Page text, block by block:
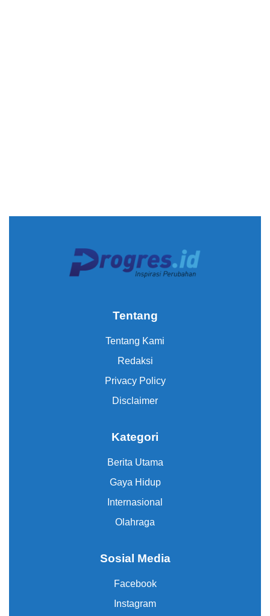
Tentang
Tentang Kami
Redaksi
Privacy Policy
Disclaimer
Kategori
Berita Utama
Gaya Hidup
Internasional
Olahraga
Sosial Media
Facebook
Instagram